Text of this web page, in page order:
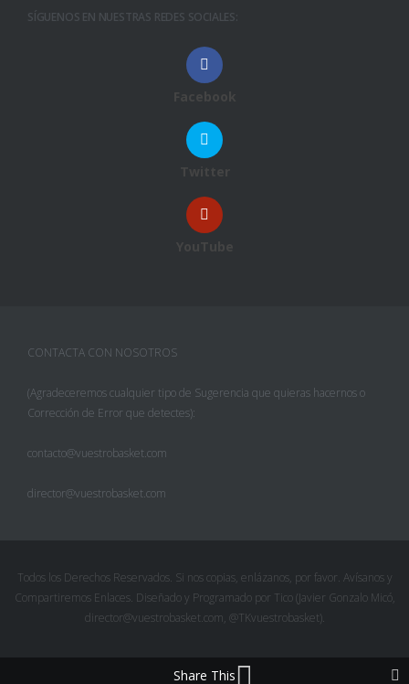
SÍGUENOS EN NUESTRAS REDES SOCIALES:
Facebook
Twitter
YouTube
CONTACTA CON NOSOTROS
(Agradeceremos cualquier tipo de Sugerencia que quieras hacernos o
Corrección de Error que detectes):
contacto@vuestrobasket.com
director@vuestrobasket.com
Todos los Derechos Reservados. Si nos copias, enlázanos, por favor. Avísanos y
Compartiremos Enlaces. Diseñado y Programado por Tico (Javier Gonzalo Micó,
director@vuestrobasket.com, @TKvuestrobasket).
Share This
Pinterest